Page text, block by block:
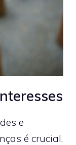
e
é crucial.